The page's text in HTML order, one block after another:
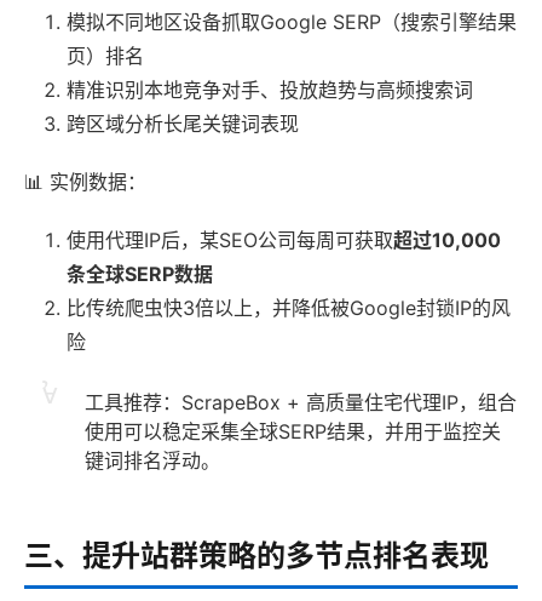
模拟不同地区设备抓取Google SERP（搜索引擎结果
页）排名
精准识别本地竞争对手、投放趋势与高频搜索词
跨区域分析长尾关键词表现
📊 实例数据：
使用代理IP后，某SEO公司每周可获取超过10,000
条全球SERP数据
比传统爬虫快3倍以上，并降低被Google封锁IP的风
险
工具推荐：ScrapeBox + 高质量住宅代理IP，组合
使用可以稳定采集全球SERP结果，并用于监控关
键词排名浮动。
三、提升站群策略的多节点排名表现